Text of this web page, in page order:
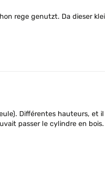
rege genutzt. Da dieser
Différentes hauteurs, et
passer le cylindre en